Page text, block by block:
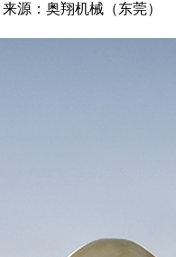
来源：奥翔机械（东莞）